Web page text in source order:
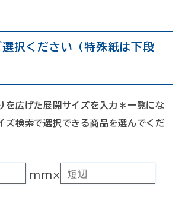
択ください（特殊紙は下段
を広げた展開サイズを入力＊一覧にな
ズ検索で選択できる商品を選んでくだ
mm×